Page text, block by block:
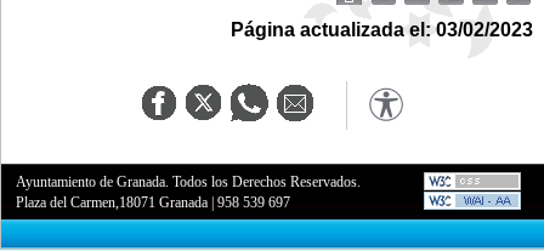
Página actualizada el: 03/02/2023
Ayuntamiento de Granada. Todos los Derechos Reservados.
Plaza del Carmen,18071 Granada |958 539 697